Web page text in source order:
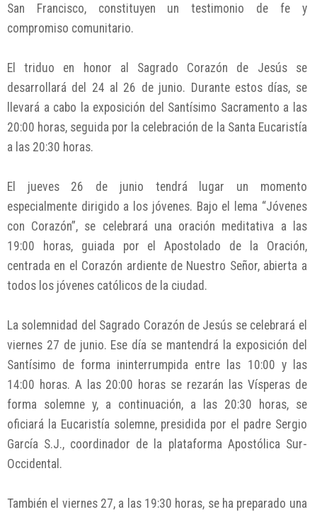
San Francisco, constituyen un testimonio de fe y
compromiso comunitario.
El triduo en honor al Sagrado Corazón de Jesús se
desarrollará del 24 al 26 de junio. Durante estos días, se
llevará a cabo la exposición del Santísimo Sacramento a las
20:00 horas, seguida por la celebración de la Santa Eucaristía
a las 20:30 horas.
El jueves 26 de junio tendrá lugar un momento
especialmente dirigido a los jóvenes. Bajo el lema “Jóvenes
con Corazón”, se celebrará una oración meditativa a las
19:00 horas, guiada por el Apostolado de la Oración,
centrada en el Corazón ardiente de Nuestro Señor, abierta a
todos los jóvenes católicos de la ciudad.
La solemnidad del Sagrado Corazón de Jesús se celebrará el
viernes 27 de junio. Ese día se mantendrá la exposición del
Santísimo de forma ininterrumpida entre las 10:00 y las
14:00 horas. A las 20:00 horas se rezarán las Vísperas de
forma solemne y, a continuación, a las 20:30 horas, se
oficiará la Eucaristía solemne, presidida por el padre Sergio
García S.J., coordinador de la plataforma Apostólica Sur-
Occidental.
También el viernes 27, a las 19:30 horas, se ha preparado una